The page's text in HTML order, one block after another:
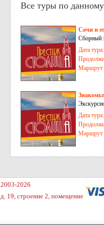
Все туры по
Сочи и
Сборный
Дата тура:
Маршрут
Дата тура:
Маршрут
2026
19, строение 2, помещение